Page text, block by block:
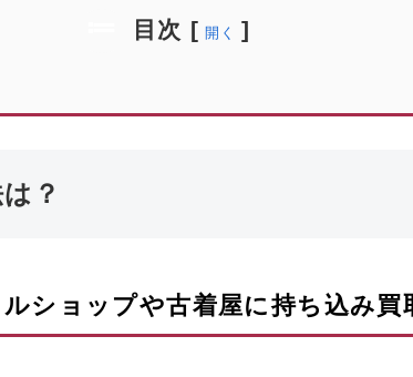
目次 [ 開く ]
？
ショップや古着屋に持ち込み買